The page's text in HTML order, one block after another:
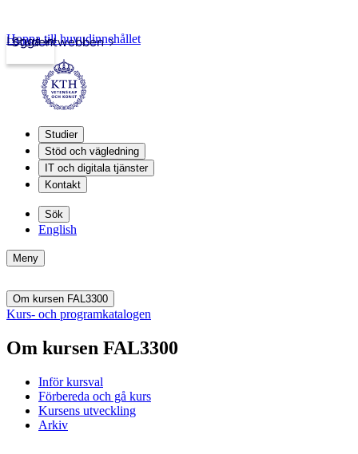
Studentwebben
Logga in
Hoppa till huvudinnehållet
Studier
Stöd och vägledning
IT och digitala tjänster
Kontakt
Sök
English
Meny
Om kursen FAL3300
Kurs- och programkatalogen
Om kursen FAL3300
Inför kursval
Förbereda och gå kurs
Kursens utveckling
Arkiv